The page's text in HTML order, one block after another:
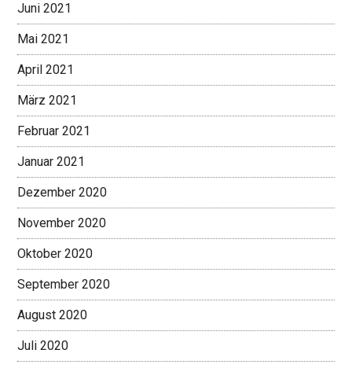
Juni 2021
Mai 2021
April 2021
März 2021
Februar 2021
Januar 2021
Dezember 2020
November 2020
Oktober 2020
September 2020
August 2020
Juli 2020